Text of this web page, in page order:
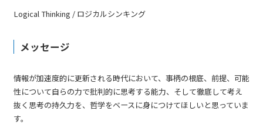
Logical Thinking / ロジカルシンキング
メッセージ
情報が加速度的に更新される時代において、事柄の根底、前提、可能
性について自らの力で批判的に思考する能力、そして徹底して考え
抜く思考の持久力を、哲学をベースに身につけてほしいと思っていま
す。